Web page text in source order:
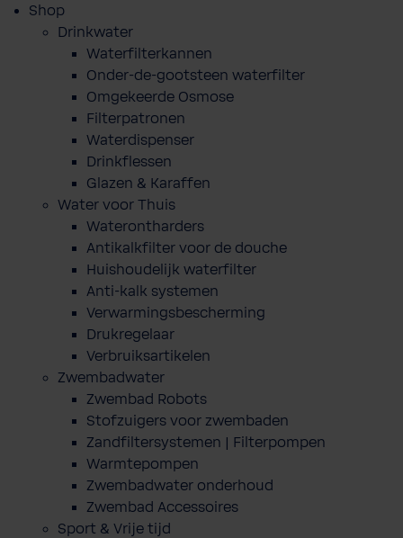
Shop
Drinkwater
Waterfilterkannen
Onder-de-gootsteen waterfilter
Omgekeerde Osmose
Filterpatronen
Waterdispenser
Drinkflessen
Glazen & Karaffen
Water voor Thuis
Waterontharders
Antikalkfilter voor de douche
Huishoudelijk waterfilter
Anti-kalk systemen
Verwarmingsbescherming
Drukregelaar
Verbruiksartikelen
Zwembadwater
Zwembad Robots
Stofzuigers voor zwembaden
Zandfiltersystemen | Filterpompen
Warmtepompen
Zwembadwater onderhoud
Zwembad Accessoires
Sport & Vrije tijd